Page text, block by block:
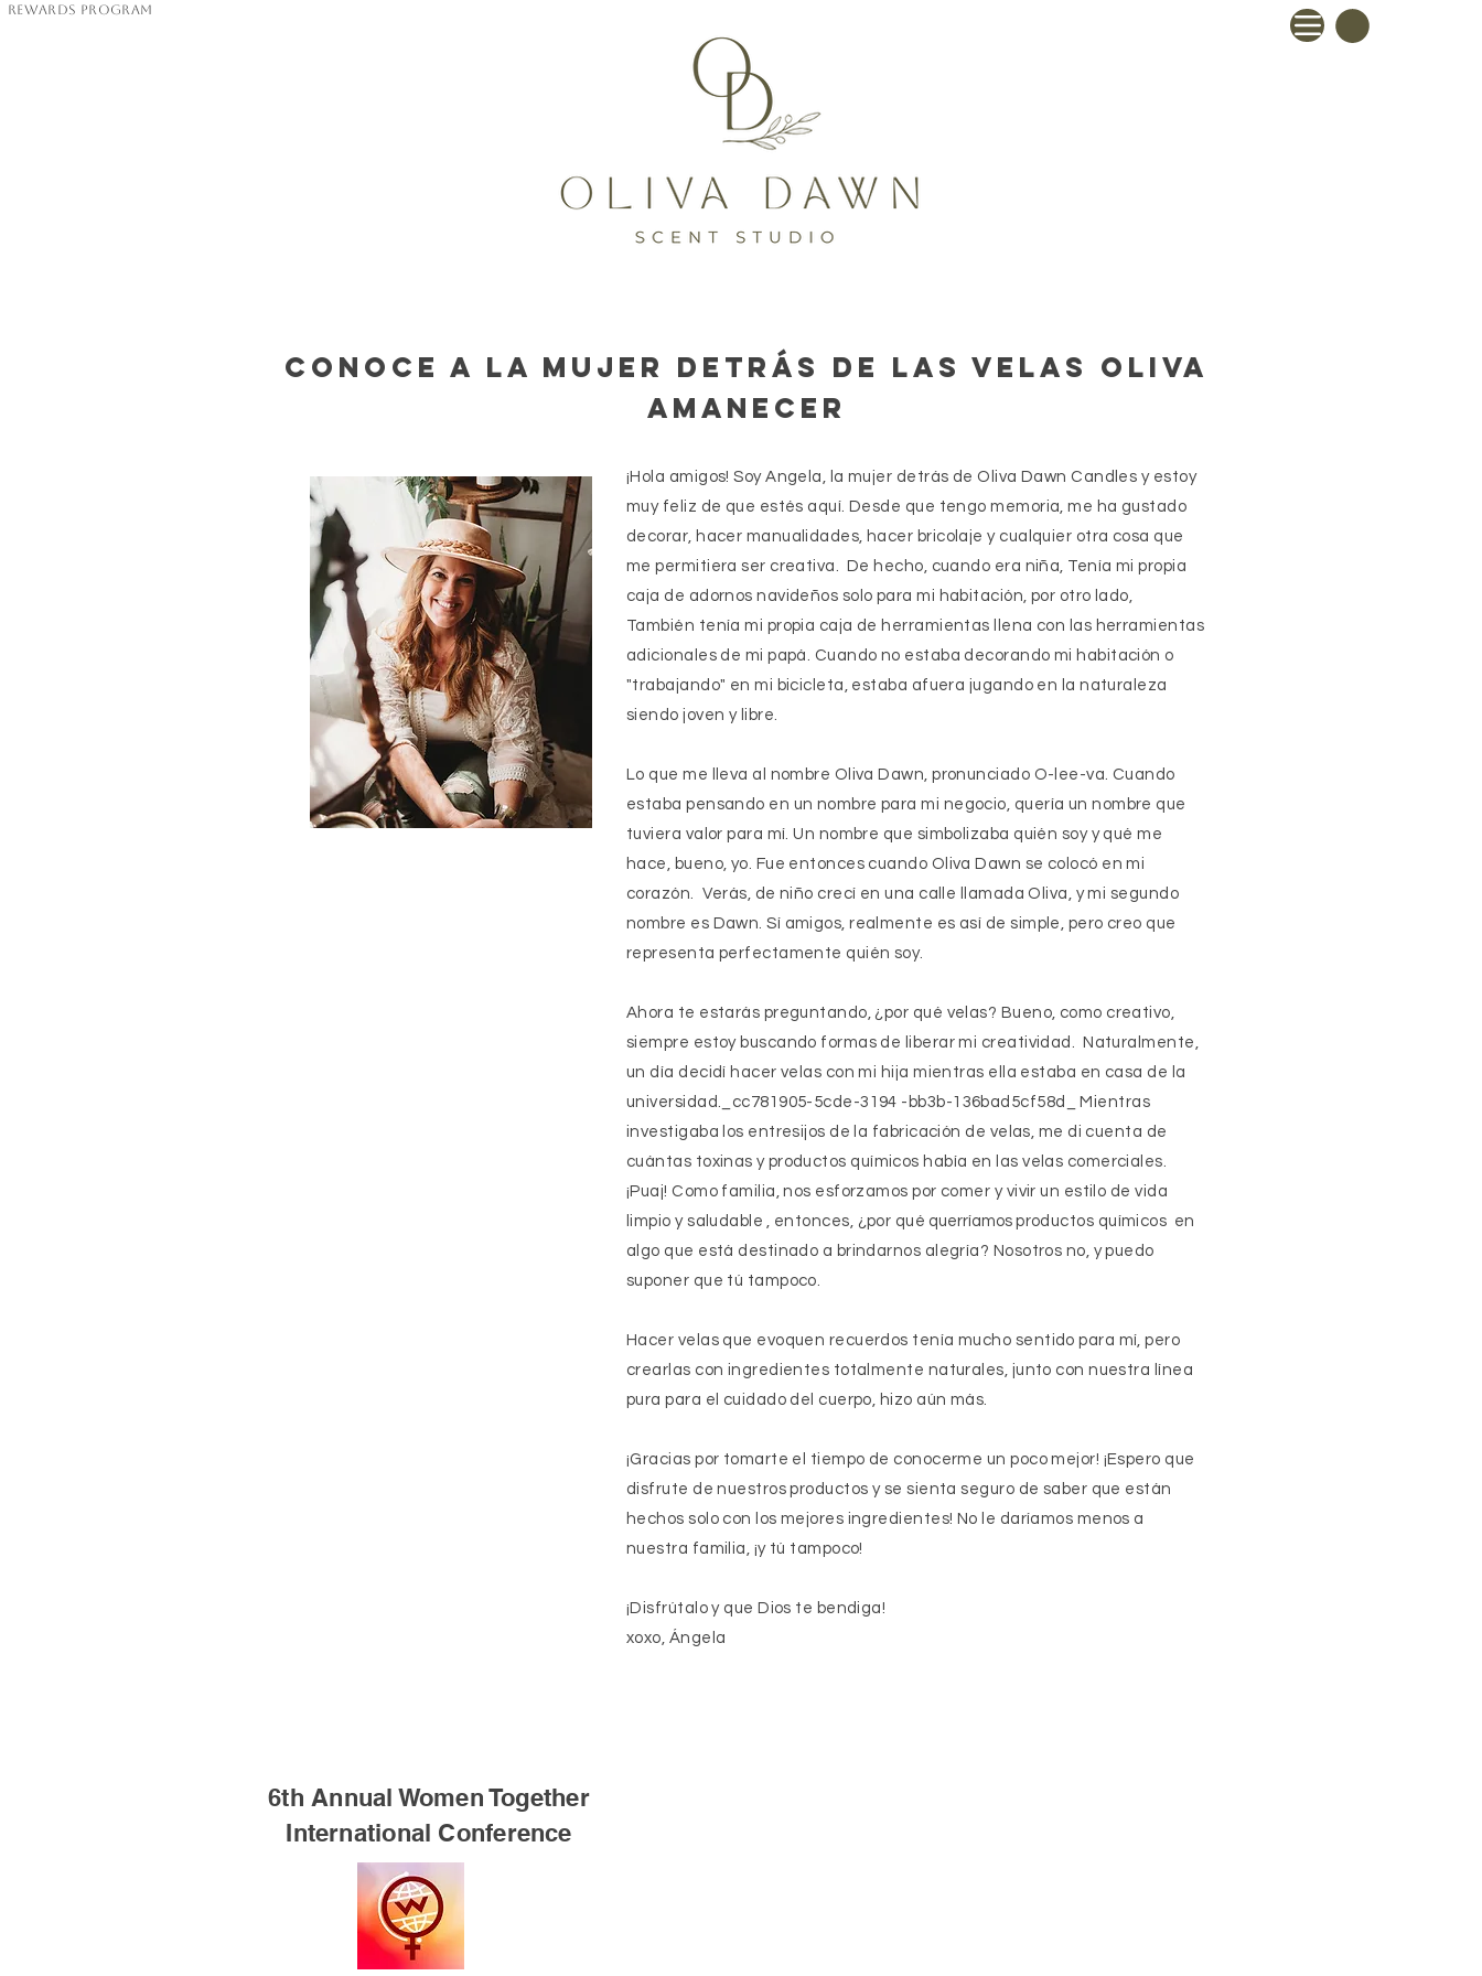
Rewards Program
Conoce a la mujer detrás de las velas oliva
amanecer
¡Hola amigos! Soy Angela, la mujer detrás de Oliva Dawn Candles y estoy
muy feliz de que estés aquí. Desde que tengo memoria, me ha gustado
decorar, hacer manualidades, hacer bricolaje y cualquier otra cosa que
me permitiera ser creativa. De hecho, cuando era niña, Tenía mi propia
caja de adornos navideños solo para mi habitación, por otro lado,
También tenía mi propia caja de herramientas llena con las herramientas
adicionales de mi papá. Cuando no estaba decorando mi habitación o
"trabajando" en mi bicicleta, estaba afuera jugando en la naturaleza
siendo joven y libre.
Lo que me lleva al nombre Oliva Dawn, pronunciado O-lee-va. Cuando
estaba pensando en un nombre para mi negocio, quería un nombre que
tuviera valor para mí. Un nombre que simbolizaba quién soy y qué me
hace, bueno, yo. Fue entonces cuando Oliva Dawn se colocó en mi
corazón. Verás, de niño crecí en una calle llamada Oliva, y mi segundo
nombre es Dawn. Sí amigos, realmente es así de simple, pero creo que
representa perfectamente quién soy.
Ahora te estarás preguntando, ¿por qué velas? Bueno, como creativo,
siempre estoy buscando formas de liberar mi creatividad. Naturalmente,
un día decidí hacer velas con mi hija mientras ella estaba en casa de la
universidad._cc781905-5cde-3194 -bb3b-136bad5cf58d_ Mientras
investigaba los entresijos de la fabricación de velas, me di cuenta de
cuántas toxinas y productos químicos había en las velas comerciales.
¡Puaj! Como familia, nos esforzamos por comer y vivir un estilo de vida
limpio y saludable
, entonces, ¿por qué querríamosproductos químicos en
algo que está destinado a brindarnos alegría? Nosotros no, y puedo
suponer que tú tampoco.
Hacer velas que evoquen recuerdos tenía mucho sentido para mí, pero
crearlas con ingredientes totalmente naturales, junto con nuestra línea
pura para el cuidado del cuerpo, hizo aún más.
¡Gracias por tomarte el tiempo de conocerme un poco mejor! ¡Espero que
disfrute de nuestros productos y se sienta seguro de saber que están
hechos solo con los mejores ingredientes! No le daríamos menos a
nuestra familia, ¡y tú tampoco!
¡Disfrútalo y que Dios te bendiga!
xoxo, Ángela
6th Annual Women Together
International Conference